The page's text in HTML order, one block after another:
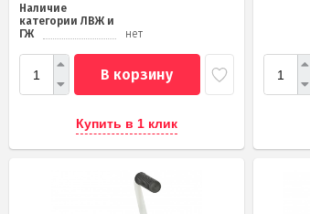
Наличие
категории ЛВЖ и
ГЖ
нет
В корзину
Купить в 1 клик